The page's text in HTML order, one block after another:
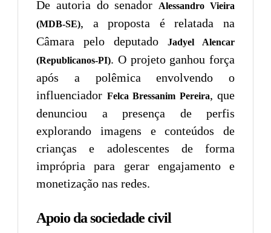
De autoria do senador
Alessandro Vieira
(MDB-SE), a proposta é relatada na
Câmara pelo deputado
Jadyel Alencar
(Republicanos-PI). O projeto ganhou força
após a polêmica envolvendo o
influenciador Felca Bressanim Pereira, que
denunciou a presença de perfis
explorando imagens e conteúdos de
crianças e adolescentes de forma
imprópria para gerar engajamento e
monetização nas redes.
Apoio da sociedade civil